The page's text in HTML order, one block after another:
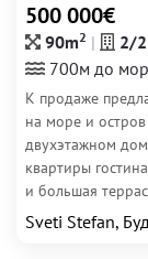
500 000€
90m2 2/2
700м до
К продаже
на море и
двухэтажном
квартиры
и большая
Sveti Stefan,